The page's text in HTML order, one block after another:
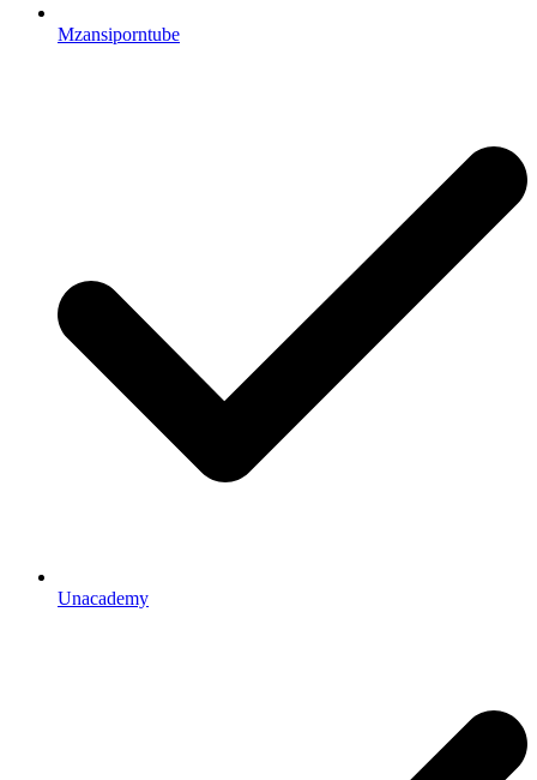
Mzansiporntube
Unacademy